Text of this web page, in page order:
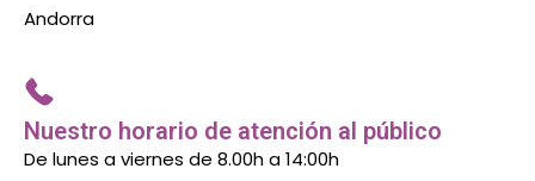
Andorra
Nuestro horario de atención al público
De lunes a viernes de 8.00h a 14:00h